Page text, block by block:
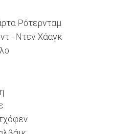
Ρότερνταμ
- Ντεν Χάαγκ